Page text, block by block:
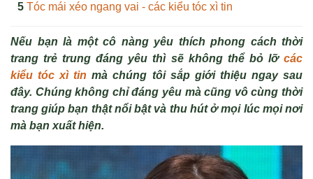
Tóc mái xéo ngang vai - các kiểu tóc xì tin
Nếu bạn là một cô nàng yêu thích phong cách thời
trang trẻ trung đáng yêu thì sẽ không thể bỏ lỡ các
kiểu tóc xì tin mà chúng tôi sắp giới thiệu ngay sau
đây. Chúng không chỉ đáng yêu mà cũng vô cùng thời
trang giúp bạn thật nổi bật và thu hút ở mọi lúc mọi nơi
mà bạn xuất hiện.